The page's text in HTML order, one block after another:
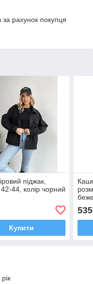
рахунок покупця
піджак,
42-44, колір чорний
Купити
535